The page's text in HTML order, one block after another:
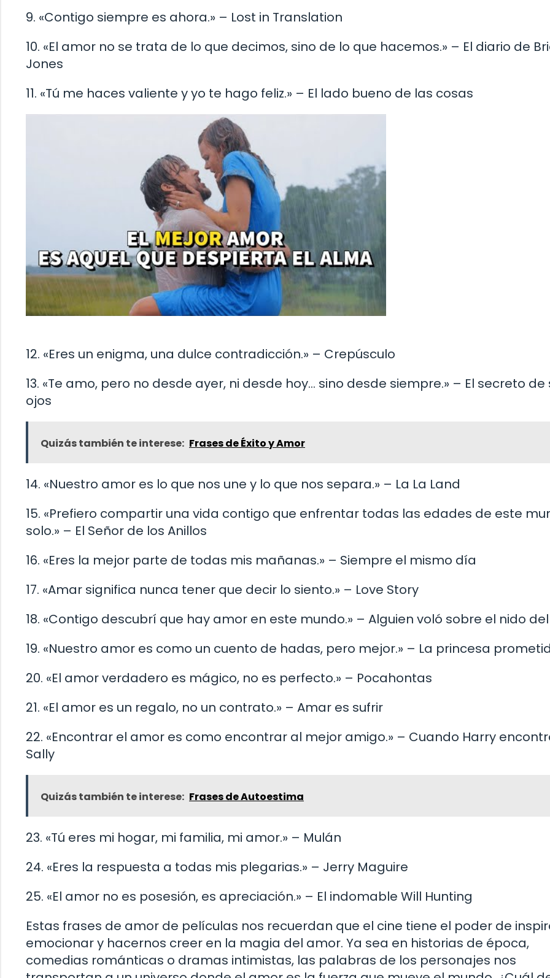
9. «Contigo siempre es ahora.» – Lost in Translation
10. «El amor no se trata de lo que decimos, sino de lo que hacemos.» – El diario de
Jones
11. «Tú me haces valiente y yo te hago feliz.» – El lado bueno de las cosas
12. «Eres un enigma, una dulce contradicción.» – Crepúsculo
13. «Te amo, pero no desde ayer, ni desde hoy… sino desde siempre.» – El secreto de
ojos
Quizás también te interese: Frases de Éxito y Amor
14. «Nuestro amor es lo que nos une y lo que nos separa.» – La La Land
15. «Prefiero compartir una vida contigo que enfrentar todas las edades de este
solo.» – El Señor de los Anillos
16. «Eres la mejor parte de todas mis mañanas.» – Siempre el mismo día
17. «Amar significa nunca tener que decir lo siento.» – Love Story
18. «Contigo descubrí que hay amor en este mundo.» – Alguien voló sobre el nido
19. «Nuestro amor es como un cuento de hadas, pero mejor.» – La princesa
20. «El amor verdadero es mágico, no es perfecto.» – Pocahontas
21. «El amor es un regalo, no un contrato.» – Amar es sufrir
22. «Encontrar el amor es como encontrar al mejor amigo.» – Cuando Harry
Sally
Quizás también te interese: Frases de Autoestima
23. «Tú eres mi hogar, mi familia, mi amor.» – Mulán
24. «Eres la respuesta a todas mis plegarias.» – Jerry Maguire
25. «El amor no es posesión, es apreciación.» – El indomable Will Hunting
Estas frases de amor de películas nos recuerdan que el cine tiene el poder de
emocionar y hacernos creer en la magia del amor. Ya sea en historias de época,
comedias románticas o dramas intimistas, las palabras de los personajes nos